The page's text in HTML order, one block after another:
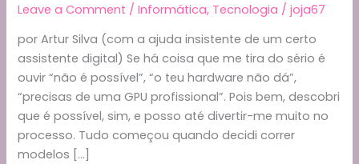
Leave a Comment /Informática, Tecnologia /joja67
por Artur Silva (com a ajuda insistente de um certo
assistente digital) Se há coisa que me tira do sério é
ouvir “não é possível”, “o teu hardware não dá”,
“precisas de uma GPU profissional”. Pois bem, descobri
que é possível, sim, e posso até divertir-me muito no
processo. Tudo começou quando decidi correr
modelos […]